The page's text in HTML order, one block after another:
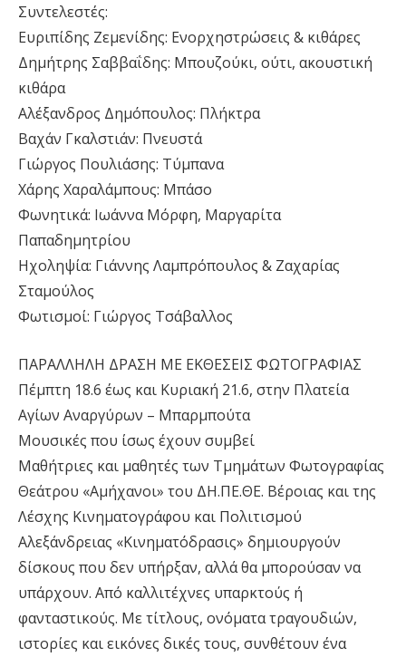
Συντελεστές:
Ευριπίδης Ζεμενίδης: Ενορχηστρώσεις & κιθάρες
Δημήτρης Σαββαΐδης: Μπουζούκι, ούτι, ακουστική
κιθάρα
Αλέξανδρος Δημόπουλος: Πλήκτρα
Βαχάν Γκαλστιάν: Πνευστά
Γιώργος Πουλιάσης: Τύμπανα
Χάρης Χαραλάμπους: Μπάσο
Φωνητικά: Ιωάννα Μόρφη, Μαργαρίτα
Παπαδημητρίου
Ηχοληψία: Γιάννης Λαμπρόπουλος & Ζαχαρίας
Σταμούλος
Φωτισμοί: Γιώργος Τσάβαλλος
ΠΑΡΑΛΛΗΛΗ ΔΡΑΣΗ ΜΕ ΕΚΘΕΣΕΙΣ ΦΩΤΟΓΡΑΦΙΑΣ
Πέμπτη 18.6 έως και Κυριακή 21.6, στην Πλατεία
Αγίων Αναργύρων – Μπαρμπούτα
Μουσικές που ίσως έχουν συμβεί
Μαθήτριες και μαθητές των Τμημάτων Φωτογραφίας
Θεάτρου «Αμήχανοι» του ΔΗ.ΠΕ.ΘΕ. Βέροιας και της
Λέσχης Κινηματογράφου και Πολιτισμού
Αλεξάνδρειας «Κινηματόδρασις» δημιουργούν
δίσκους που δεν υπήρξαν, αλλά θα μπορούσαν να
υπάρχουν. Από καλλιτέχνες υπαρκτούς ή
φανταστικούς. Με τίτλους, ονόματα τραγουδιών,
ιστορίες και εικόνες δικές τους, συνθέτουν ένα